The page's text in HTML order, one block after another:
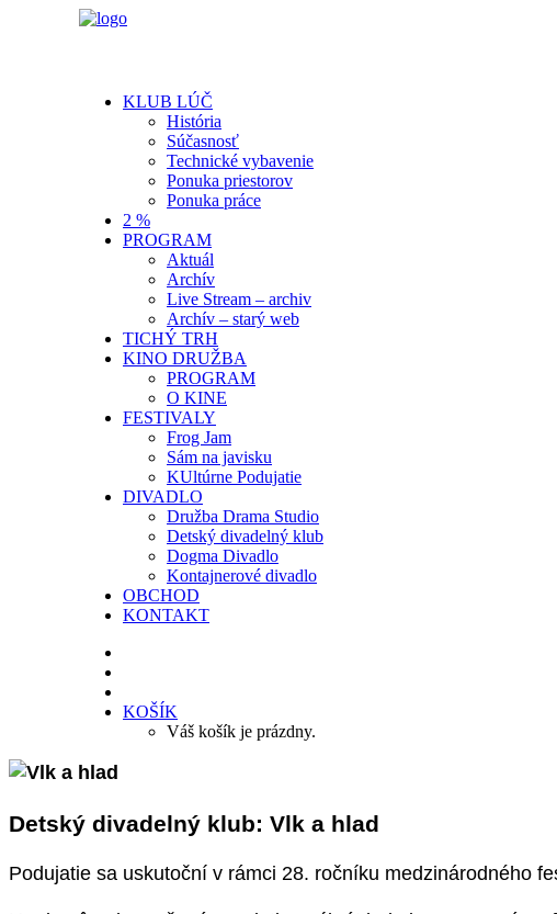
KLUB LÚČ
História
Súčasnosť
Technické vybavenie
Ponuka priestorov
Ponuka práce
2 %
PROGRAM
Aktuál
Archív
Live Stream – archiv
Archív – starý web
TICHÝ TRH
KINO DRUŽBA
PROGRAM
O KINE
FESTIVALY
Frog Jam
Sám na javisku
KUltúrne Podujatie
DIVADLO
Družba Drama Studio
Detský divadelný klub
Dogma Divadlo
Kontajnerové divadlo
OBCHOD
KONTAKT
KOŠÍK
Váš košík je prázdny.
Detský divadelný klub: Vlk a hlad
Podujatie sa uskutoční v rámci 28. ročníku medzinárodného